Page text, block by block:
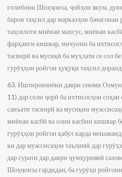
ғолибони Шоҳҷоиза, ҷойҳои якум,
барои таҳсил дар марказҳои бачагонаи
таҳсилоти миёнаи махсус, миёнаи
фарҳанги кишвар, инчунин ба
тасвирӣ ва мусиқӣ ба муҳлати се сол
гурӯҳҳои ройгон ҳуқуқи таҳсил
63. Иштирокчиёни даври сеюми
11) дар соли ҷорӣ ба ихтисосҳои
санъати тасвирӣ ва мусиқии
миёнаи касбӣ ва олии касбии кишвар
гурӯҳҳои ройгон қабул карда
ки дар муассисаҳои таълимӣ дар
дар сурати дар даври ҷумҳуриявӣ
Шоҳҷоиза гардидан, ба гурӯҳи